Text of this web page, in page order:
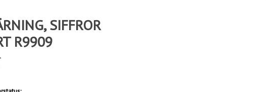
SIFFROR
R9909